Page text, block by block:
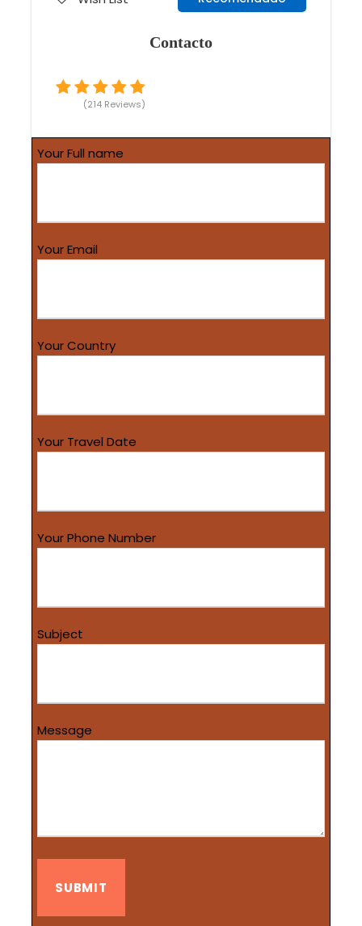
Contacto
(214 Reviews)
Your Full name
Your Email
Your Country
Your Travel Date
Your Phone Number
Subject
Message